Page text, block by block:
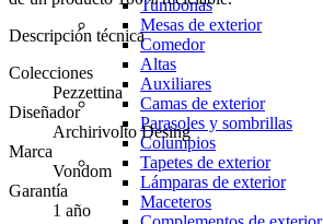
Tumbonas
Mesas de exterior
Comedor
Altas
Auxiliares
Camas de exterior
Parasoles y sombrillas
Columpios
Tapetes de exterior
Lámparas de exterior
Maceteros
Descripción técnica
Colecciones
Pezzettina
Diseñador
Archirivolto Desing
Marca
Vondom
Garantía
1 año